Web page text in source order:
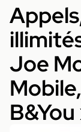
Joe
B&You